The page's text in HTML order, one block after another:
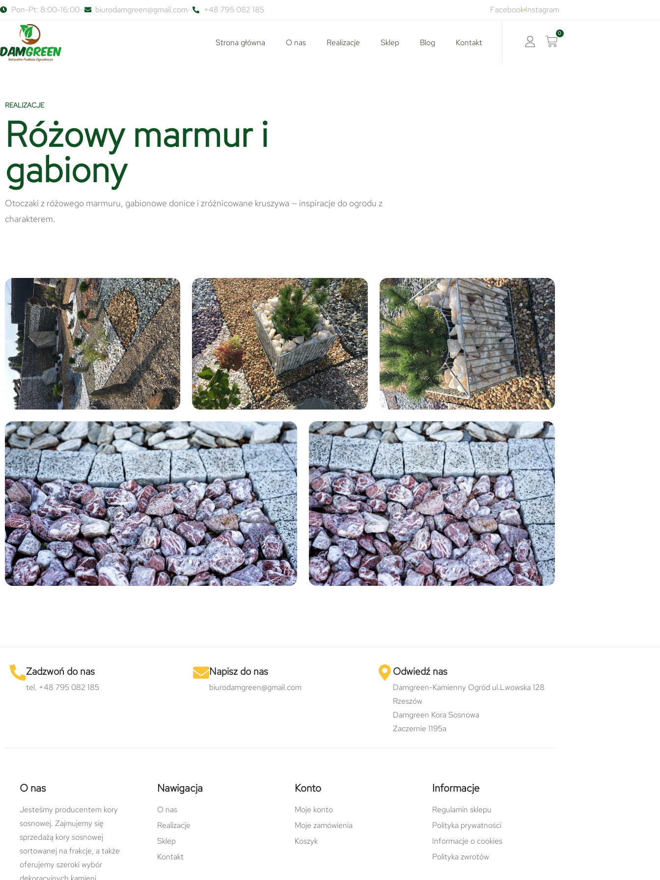
Pon-Pt: 8:00-16:00 biurodamgreen@gmail.com +48 795 082 185 FacebookInstagram
Strona główna O nas Realizacje Sklep Blog Kontakt
0
REALIZACJE
Różowy marmur i
gabiony
Otoczaki z różowego marmuru, gabionowe donice i zróżnicowane kruszywa — inspiracje do ogrodu z
charakterem.
Zadzwoń do nas
tel. +48 795 082 185
Napisz do nas
biurodamgreen@gmail.com
Odwiedź nas
Damgreen-Kamienny Ogród ul.Lwowska 128
Rzeszów
Damgreen Kora Sosnowa
Zaczernie 1195a
O nas
Jesteśmy producentem kory
sosnowej. Zajmujemy się
sprzedażą kory sosnowej
sortowanej na frakcje, a także
oferujemy szeroki wybór
Nawigacja
O nas
Realizacje
Sklep
Kontakt
Konto
Moje konto
Moje zamówienia
Koszyk
Informacje
Regulamin sklepu
Polityka prywatności
Informacje o cookies
Polityka zwrotów